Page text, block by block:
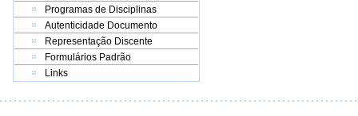
Programas de Disciplinas
Autenticidade Documento
Representação Discente
Formulários Padrão
Links